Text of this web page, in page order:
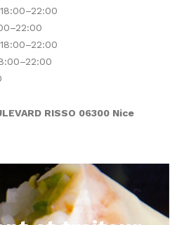
RISSO 06300 Nice